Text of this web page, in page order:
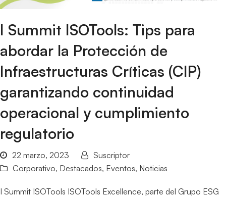
I Summit ISOTools: Tips para
abordar la Protección de
Infraestructuras Críticas (CIP)
garantizando continuidad
operacional y cumplimiento
regulatorio
22 marzo, 2023
Suscriptor
Corporativo, Destacados, Eventos, Noticias
I Summit ISOTools ISOTools Excellence, parte del Grupo ESG